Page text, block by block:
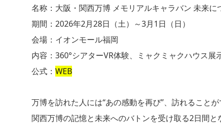
名称：大阪・関西万博 メモリアルキャラバン 未来に
期間：2026年2月28日（土）～3月1日（日）
会場：イオンモール福岡
内容：360°シアターVR体験、ミャクミャクハウス
公式： WEB
万博を訪れた人には“あの感動を再び”、訪れること
関西万博の記憶と未来へのバトンを受け取る2日間と